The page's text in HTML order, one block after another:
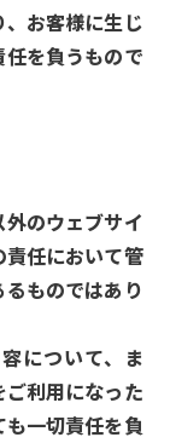
お客様に生じ
を負うもので
のウェブサイ
責任において管
ものではあり
について、ま
利用になった
一切責任を負